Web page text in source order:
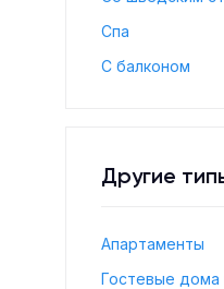
Спа
С балконом
Другие
Апартаменты
Гостевые дома